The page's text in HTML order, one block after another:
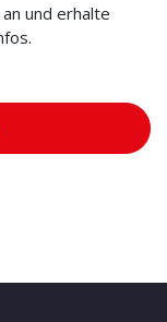
und erhalte